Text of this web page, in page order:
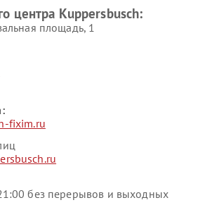
Kuppersbusch
центра Kuppersbusch:
площадь, 1
fixim.ru
без перерывов и выходных